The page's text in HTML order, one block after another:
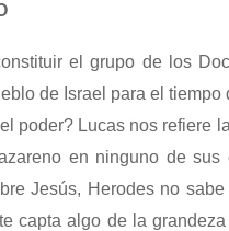
el grupo de los
de Israel para el
poder? Lucas nos refiere
en ninguno de
Jesús, Herodes no
capta algo de la